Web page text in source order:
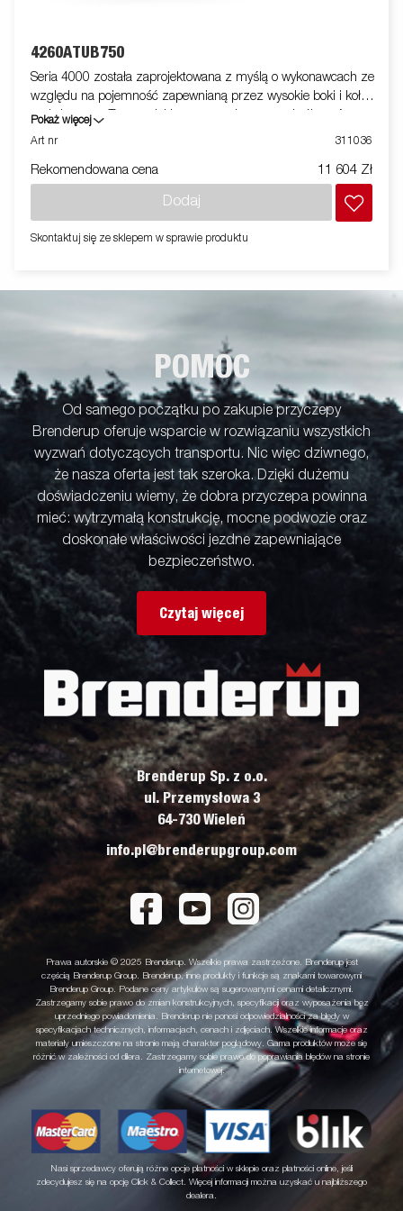
4260ATUB750
Seria 4000 została zaprojektowana z myślą o wykonawcach ze
względu na pojemność zapewnianą przez wysokie boki i koła
podwieszane. Ten model jest wyposażony w podwójną oś.
Wzmocniony stalowy profil wokół skrzyni chroni skrzynię
mocowania umieszczone na stalowym profilu zapewniają łatwy
są stalowe i składane. Dostępny jest szeroki program
przedstawiać wyposażenie opcjonalne.
Pokaż więcej
Art nr
311036
Rekomendowana cena 11 604 Zł
Dodaj
Skontaktuj się ze sklepem w sprawie produktu
POMOC
Od samego początku po zakupie przyczepy
Brenderup oferuje wsparcie w rozwiązaniu wszystkich
wyzwań dotyczących transportu. Nic więc dziwnego,
że nasza oferta jest tak szeroka. Dzięki dużemu
doświadczeniu wiemy, że dobra przyczepa powinna
mieć: wytrzymałą konstrukcję, mocne podwozie oraz
doskonałe właściwości jezdne zapewniające
bezpieczeństwo.
Czytaj więcej
Brenderup Sp. z o.o.
ul. Przemysłowa 3
64-730 Wieleń
info.pl@brenderupgroup.com
Prawa autorskie © 2025 Brenderup. Wszelkie prawa zastrzeżone. Brenderup jest
częścią Brenderup Group. Brenderup, inne produkty i funkcje są znakami towarowymi
Brenderup Group. Podane ceny artykułów są sugerowanymi cenami detalicznymi.
Zastrzegamy sobie prawo do zmian konstrukcyjnych, specyfikacji oraz wyposażenia bez
uprzedniego powiadomienia. Brenderup nie ponosi odpowiedzialności za błędy w
specyfikacjach technicznych, informacjach, cenach i zdjęciach. Wszelkie informacje oraz
materiały umieszczone na stronie mają charakter poglądowy. Gama produktów może się
różnić w zależności od dilera. Zastrzegamy sobie prawo do poprawiania błędów na stronie
internetowej.
Nasi sprzedawcy oferują różne opcje płatności w sklepie oraz płatności online, jeśli
zdecydujesz się na opcję Click & Collect. Więcej informacji można uzyskać u najbliższego
dealera.